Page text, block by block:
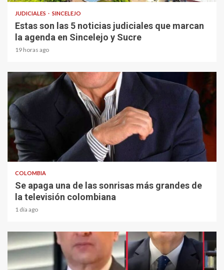
JUDICIALES SINCELEJO
Estas son las 5 noticias judiciales que marcan
la agenda en Sincelejo y Sucre
19 horas ago
1 min read
COLOMBIA
Se apaga una de las sonrisas más grandes de
la televisión colombiana
1 día ago